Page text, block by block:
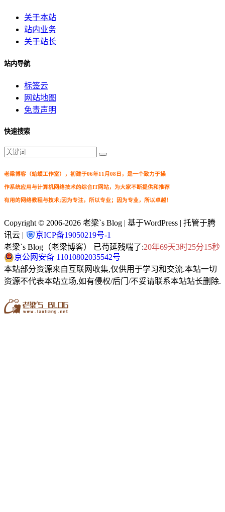
关于本站
站内业务
关于站长
站内导航
标签云
网站地图
免责声明
快速搜索
老梁博客（蛤蟆工作室），初建于06年11月08日，是一个致力于操
作系统应用与计算机网络技术的综合IT网站，为大家不断提供和推荐
有用的网络教程与技术;因为专注，所以专业；因为专业，所以卓越！
Copyright © 2006-2026 老梁`s Blog | 基于WordPress | 托管于腾
讯云 |
京ICP备19050219号-1
老梁`s Blog（老梁博客） 已苟延残喘了:20年69天3时25分17秒
京公网安备 11010802035542号
本站部分资源来自互联网收集,仅供用于学习和交流.本站一切
资源不代表本站立场,如有侵权/后门/不妥请联系本站站长删除.